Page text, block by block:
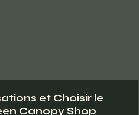
et Choisir le
Canopy Shop